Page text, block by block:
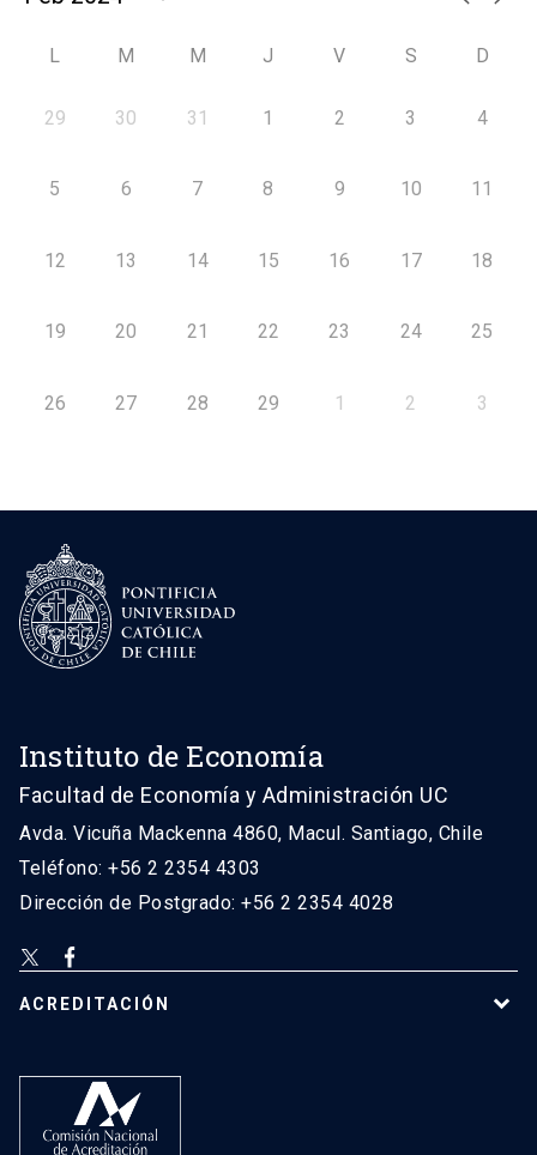
L M M J V S D
29 30 31 1 2 3 4
5 6 7 8 9 10 11
12 13 14 15 16 17 18
19 20 21 22 23 24 25
26 27 28 29 1 2 3
Instituto de Economía
Facultad de Economía y Administración UC
Avda. Vicuña Mackenna 4860, Macul. Santiago, Chile
Teléfono: +56 2 2354 4303
Dirección de Postgrado: +56 2 2354 4028
ACREDITACIÓN